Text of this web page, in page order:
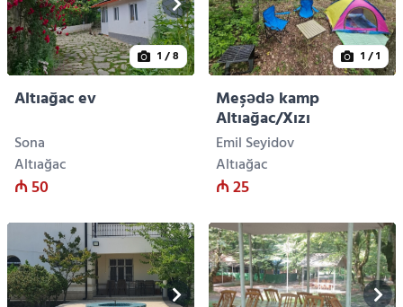
1 / 8
Altıağac ev
Sona
Altıağac
₼ 50
1 / 1
Meşədə kamp
Altıağac/Xızı
Emil Seyidov
Altıağac
₼ 25